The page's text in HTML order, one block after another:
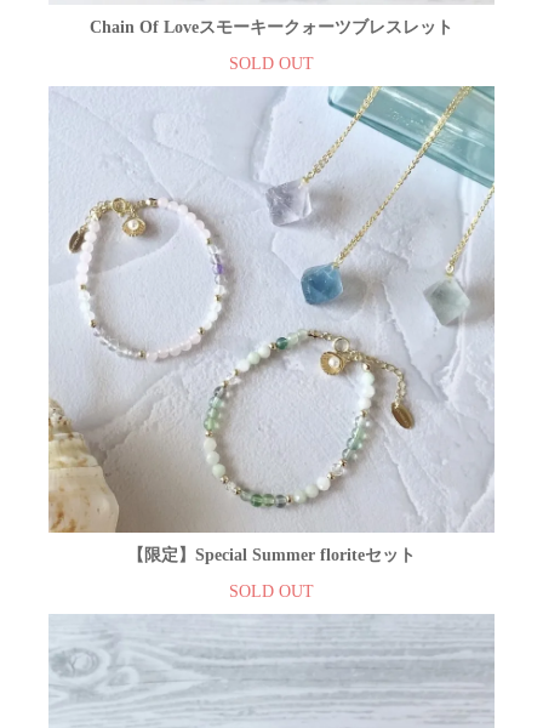
Chain Of Loveスモーキークォーツブレスレット
SOLD OUT
【限定】Special Summer floriteセット
SOLD OUT